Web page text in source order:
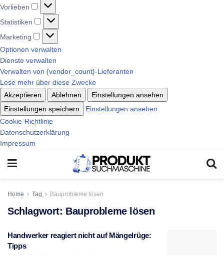
Vorlieben
Statistiken
Marketing
Optionen verwalten
Dienste verwalten
Verwalten von {vendor_count}-Lieferanten
Lese mehr über diese Zwecke
Akzeptieren
Ablehnen
Einstellungen ansehen
Einstellungen speichern
Einstellungen ansehen
Cookie-Richtlinie
Datenschutzerklärung
Impressum
Home Tag Bauprobleme lösen
Schlagwort: Bauprobleme lösen
Handwerker reagiert nicht auf Mängelrüge:
Tipps